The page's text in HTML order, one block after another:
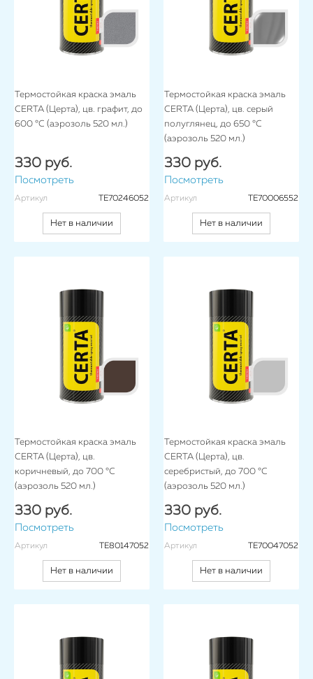
Термостойкая краска эмаль
CERTA (Церта), цв. графит, до
600 °C (аэрозоль 520 мл.)
330 руб.
Посмотреть
Артикул TE70246052
Нет в наличии
Термостойкая краска эмаль
CERTA (Церта), цв. серый
полуглянец, до 650 °C
(аэрозоль 520 мл.)
330 руб.
Посмотреть
Артикул TE70006552
Нет в наличии
Термостойкая краска эмаль
CERTA (Церта), цв.
коричневый, до 700 °C
(аэрозоль 520 мл.)
330 руб.
Посмотреть
Артикул TE80147052
Нет в наличии
Термостойкая краска эмаль
CERTA (Церта), цв.
серебристый, до 700 °C
(аэрозоль 520 мл.)
330 руб.
Посмотреть
Артикул TE70047052
Нет в наличии